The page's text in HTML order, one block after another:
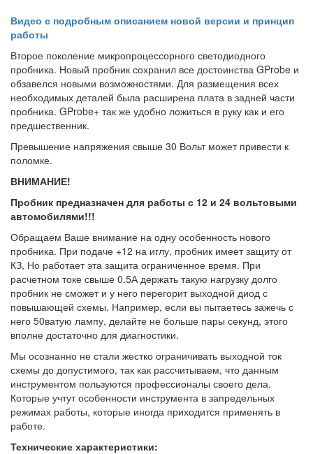
Видео с подробным описанием новой версии и принцип
работы
Второе поколение микропроцессорного светодиодного
пробника. Новый пробник сохранил все достоинства GProbe и
обзавелся новыми возможностями. Для размещения всех
необходимых деталей была расширена плата в задней части
пробника. GProbe+ так же удобно ложиться в руку как и его
предшественник.
Превышение напряжения свыше 30 Вольт может привести к
поломке.
ВНИМАНИЕ!
Пробник предназначен для работы с 12 и 24 вольтовыми
автомобилями!!!
Обращаем Ваше внимание на одну особенность нового
пробника. При подаче +12 на иглу, пробник имеет защиту от
КЗ, Но работает эта защита ограниченное время. При
расчетном токе свыше 0.5А держать такую нагрузку долго
пробник не сможет и у него перегорит выходной диод с
повышающей схемы. Например, если вы пытаетесь зажечь с
него 50ватую лампу, делайте не больше пары секунд, этого
вполне достаточно для диагностики.
Мы осознанно не стали жестко ограничивать выходной ток
схемы до допустимого, так как рассчитываем, что данным
инструментом пользуются профессионалы своего дела.
Которые учтут особенности инструмента в запредельных
режимах работы, которые иногда приходится применять в
работе.
Технические характеристики: